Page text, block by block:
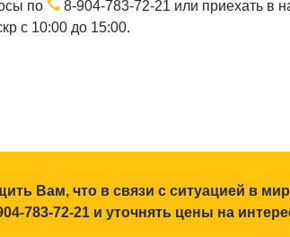
по 8-904-783-72-21 или приехать в
с 10:00 до 15:00.
Вам, что в связи с ситуацией в
783-72-21 и уточнять цены на